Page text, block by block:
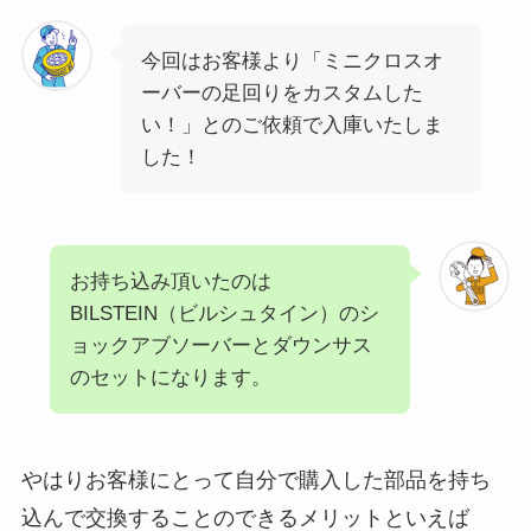
今回はお客様より「ミニクロスオ
ーバーの足回りをカスタムした
い！」とのご依頼で入庫いたしま
した！
お持ち込み頂いたのは
BILSTEIN（ビルシュタイン）のシ
ョックアブソーバーとダウンサス
のセットになります。
やはりお客様にとって自分で購入した部品を持ち
込んで交換することのできるメリットといえば